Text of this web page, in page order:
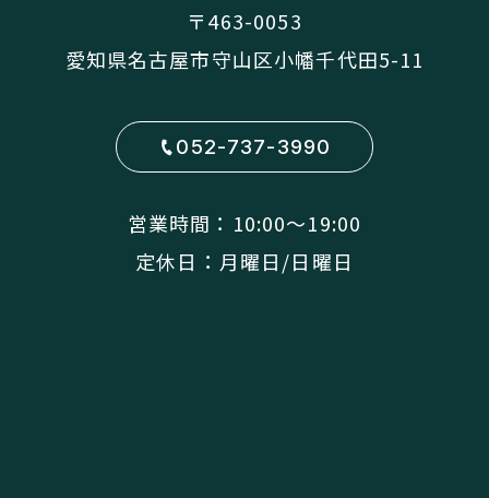
〒463-0053
愛知県名古屋市守山区小幡千代田5-11
052-737-3990
営業時間：10:00〜19:00
定休日：月曜日/日曜日